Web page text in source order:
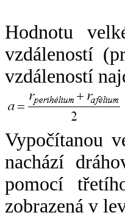
Hodnotu
vzdáleností
vzdáleností
Vypočítanou
nachází
pomocí
zobrazená v